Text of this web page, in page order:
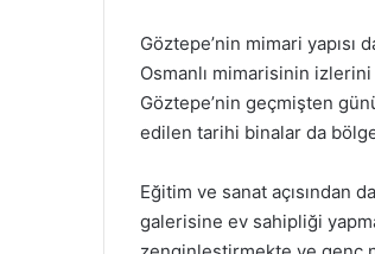
Göztepe’nin mimari
Osmanlı mimarisinin
Göztepe’nin geçmişten
edilen tarihi binalar da
Eğitim ve sanat açısından
galerisine ev sahipliği